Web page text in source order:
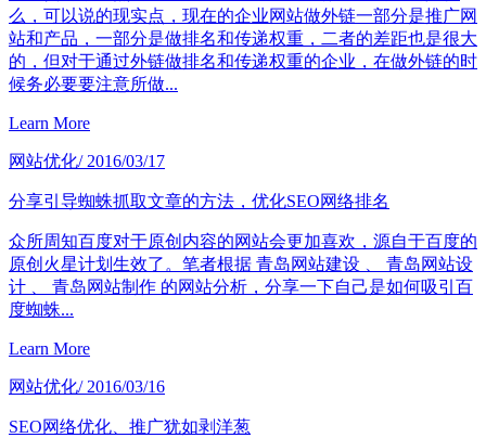
么，可以说的现实点，现在的企业网站做外链一部分是推广网
站和产品，一部分是做排名和传递权重，二者的差距也是很大
的，但对于通过外链做排名和传递权重的企业，在做外链的时
候务必要要注意所做...
Learn More
网站优化/ 2016/03/17
分享引导蜘蛛抓取文章的方法，优化SEO网络排名
众所周知百度对于原创内容的网站会更加喜欢，源自于百度的
原创火星计划生效了。笔者根据 青岛网站建设 、 青岛网站设
计 、 青岛网站制作 的网站分析，分享一下自己是如何吸引百
度蜘蛛...
Learn More
网站优化/ 2016/03/16
SEO网络优化、推广犹如剥洋葱